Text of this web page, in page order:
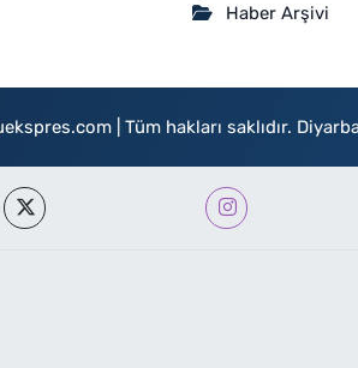
Haber Arşivi
| Tüm hakları saklıdır.